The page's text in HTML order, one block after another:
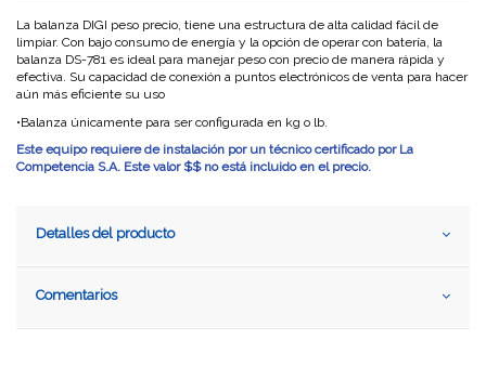
La balanza DIGI peso precio, tiene una estructura de alta calidad fácil de
limpiar. Con bajo consumo de energía y la opción de operar con batería, la
balanza DS-781 es ideal para manejar peso con precio de manera rápida y
efectiva. Su capacidad de conexión a puntos electrónicos de venta para hacer
aún más eficiente su uso
•Balanza únicamente para ser configurada en kg o lb.
Este equipo requiere de instalación por un técnico certificado por La
Competencia S.A. Este valor $$ no está incluido en el precio.
Detalles del producto
Comentarios